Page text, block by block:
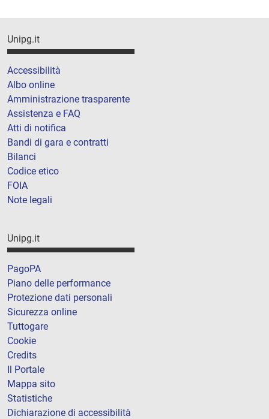
Unipg.it
Accessibilità
Albo online
Amministrazione trasparente
Assistenza e FAQ
Atti di notifica
Bandi di gara e contratti
Bilanci
Codice etico
FOIA
Note legali
Unipg.it
PagoPA
Piano delle performance
Protezione dati personali
Sicurezza online
Tuttogare
Cookie
Credits
Il Portale
Mappa sito
Statistiche
Dichiarazione di accessibilità